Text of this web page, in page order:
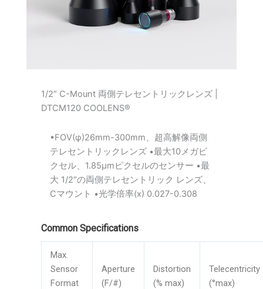
1/2″ C-Mount 両側テレセントリックレンズ |
DTCM120 COOLENS®
•FOV(φ)26mm-300mm、超高解像両側
テレセントリックレンズ •最大10メガピ
クセル、1.85μmピクセルのセンサー •最
大 1/2″の両側テレセントリック レンズ、
Cマウント •光学倍率(x) 0.027-0.308
Common Specifications
Max.
Sensor
Format
Aperture
(F/#)
Distortion
(% max)
Telecentricity
(°max)